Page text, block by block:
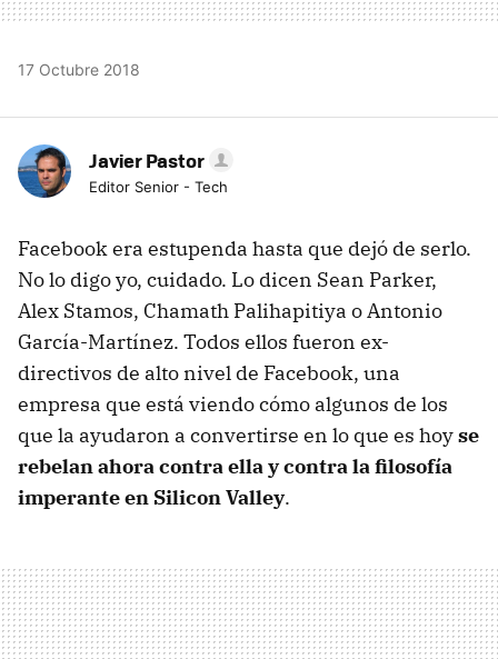
17 Octubre 2018
Javier Pastor
Editor Senior - Tech
Facebook era estupenda hasta que dejó de serlo.
No lo digo yo, cuidado. Lo dicen Sean Parker,
Alex Stamos, Chamath Palihapitiya o Antonio
García-Martínez. Todos ellos fueron ex-
directivos de alto nivel de Facebook, una
empresa que está viendo cómo algunos de los
que la ayudaron a convertirse en lo que es hoyse
rebelan ahora contra ella y contra la filosofía
imperante en Silicon Valley.